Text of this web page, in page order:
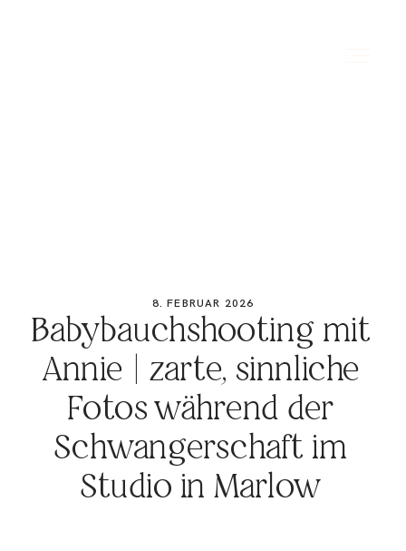
8. FEBRUAR 2026
Babybauchshooting mit
Annie | zarte, sinnliche
Fotos während der
Schwangerschaft im
Studio in Marlow
PREISE
BLOG
KONTAKT